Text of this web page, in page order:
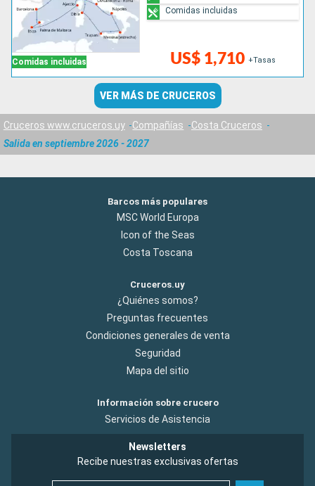
Comidas incluidas US$ 1,710 +Tasas
Comidas incluidas
VER MÁS DE CRUCEROS
Cruceros www.cruceros.uy Compañías
Costa Cruceros
Salida en septiembre 2026 - 2027
Barcos más populares
MSC World Europa
Icon of the Seas
Costa Toscana
Cruceros.uy
¿Quiénes somos?
Preguntas frecuentes
Condiciones generales de venta
Seguridad
Mapa del sitio
Información sobre crucero
Servicios de Asistencia
Newsletters
Recibe nuestras exclusivas ofertas